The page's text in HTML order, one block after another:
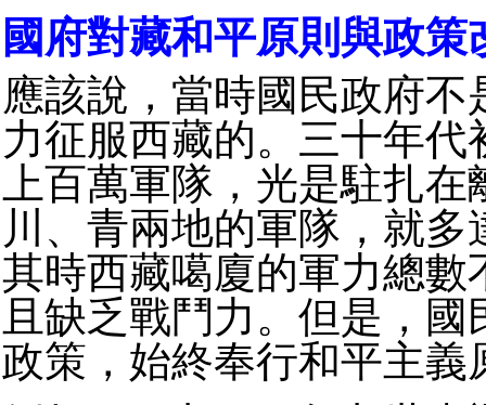
國府對藏和平原則與政策
應該說，當時國民政府不
力征服西藏的。三十年代
上百萬軍隊，光是駐扎
川、青兩地的軍隊，就多
其時西藏噶廈的軍力總數
且缺乏戰鬥力。但是，
政策，始終奉行和平主義